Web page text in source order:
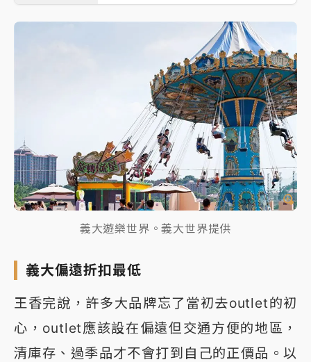
義大遊樂世界。義大世界提供
義大偏遠折扣最低
王香完說，許多大品牌忘了當初去outlet的初
心，outlet應該設在偏遠但交通方便的地區，
清庫存、過季品才不會打到自己的正價品。以